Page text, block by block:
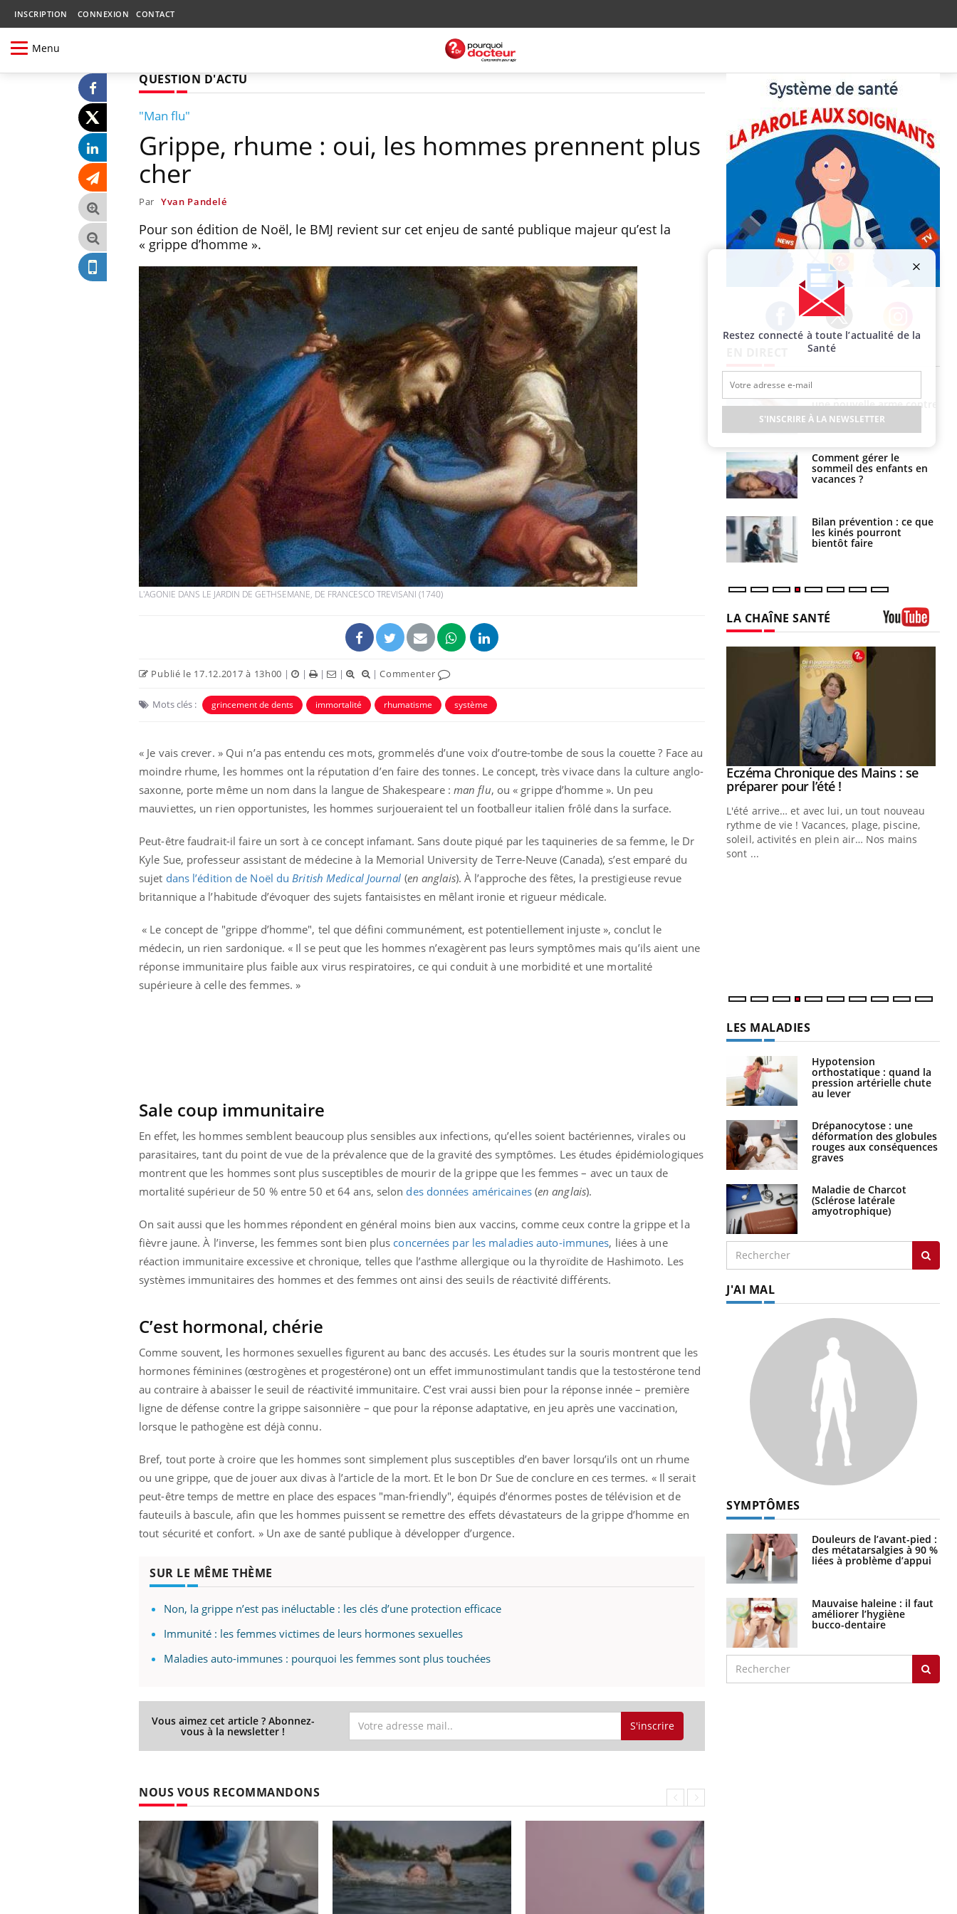
INSCRIPTION CONNEXION CONTACT
Menu
QUESTION D'ACTU
"Man flu"
Grippe, rhume : oui, les hommes prennent plus
cher
Par Yvan Pandelé
Pour son édition de Noël, le BMJ revient sur cet enjeu de santé publique majeur qu’est la
« grippe d’homme ».
L'AGONIE DANS LE JARDIN DE GETHSEMANE, DE FRANCESCO TREVISANI (1740)
Publié le 17.12.2017 à 13h00 | | | | |Commenter
Mots clés : grincement de dents immortalité rhumatisme système
« Je vais crever. » Qui n’a pas entendu ces mots, grommelés d’une voix d’outre-tombe de sous la couette ? Face au
moindre rhume, les hommes ont la réputation d’en faire des tonnes. Le concept, très vivace dans la culture anglo-
saxonne, porte même un nom dans la langue de Shakespeare : man flu, ou « grippe d’homme ». Un peu
mauviettes, un rien opportunistes, les hommes surjoueraient tel un footballeur italien frôlé dans la surface.
Peut-être faudrait-il faire un sort à ce concept infamant. Sans doute piqué par les taquineries de sa femme, le Dr
Kyle Sue, professeur assistant de médecine à la Memorial University de Terre-Neuve (Canada), s’est emparé du
sujet dans l’édition de Noël du British Medical Journal (en anglais). À l’approche des fêtes, la prestigieuse revue
britannique a l’habitude d’évoquer des sujets fantaisistes en mêlant ironie et rigueur médicale.
« Le concept de "grippe d’homme", tel que défini communément, est potentiellement injuste », conclut le
médecin, un rien sardonique. « Il se peut que les hommes n’exagèrent pas leurs symptômes mais qu’ils aient une
réponse immunitaire plus faible aux virus respiratoires, ce qui conduit à une morbidité et une mortalité
supérieure à celle des femmes. »
Sale coup immunitaire
En effet, les hommes semblent beaucoup plus sensibles aux infections, qu’elles soient bactériennes, virales ou
parasitaires, tant du point de vue de la prévalence que de la gravité des symptômes. Les études épidémiologiques
montrent que les hommes sont plus susceptibles de mourir de la grippe que les femmes – avec un taux de
mortalité supérieur de 50 % entre 50 et 64 ans, selon des données américaines(en anglais).
On sait aussi que les hommes répondent en général moins bien aux vaccins, comme ceux contre la grippe et la
fièvre jaune. À l’inverse, les femmes sont bien plus concernées par les maladies auto-immunes, liées à une
réaction immunitaire excessive et chronique, telles que l’asthme allergique ou la thyroïdite de Hashimoto. Les
systèmes immunitaires des hommes et des femmes ont ainsi des seuils de réactivité différents.
C’est hormonal, chérie
Comme souvent, les hormones sexuelles figurent au banc des accusés. Les études sur la souris montrent que les
hormones féminines (œstrogènes et progestérone) ont un effet immunostimulant tandis que la testostérone tend
au contraire à abaisser le seuil de réactivité immunitaire. C’est vrai aussi bien pour la réponse innée – première
ligne de défense contre la grippe saisonnière – que pour la réponse adaptative, en jeu après une vaccination,
lorsque le pathogène est déjà connu.
Bref, tout porte à croire que les hommes sont simplement plus susceptibles d’en baver lorsqu’ils ont un rhume
ou une grippe, que de jouer aux divas à l’article de la mort. Et le bon Dr Sue de conclure en ces termes. « Il serait
peut-être temps de mettre en place des espaces "man-friendly", équipés d’énormes postes de télévision et de
fauteuils à bascule, afin que les hommes puissent se remettre des effets dévastateurs de la grippe d’homme en
tout sécurité et confort. » Un axe de santé publique à développer d’urgence.
SUR LE MÊME THÈME
Non, la grippe n’est pas inéluctable : les clés d’une protection efficace
Immunité : les femmes victimes de leurs hormones sexuelles
Maladies auto-immunes : pourquoi les femmes sont plus touchées
Vous aimez cet article ? Abonnez-
vous à la newsletter ! S'inscrire
NOUS VOUS RECOMMANDONS
Facebook Twitter Instagram
Pourquoi votre ventre
gâche-t-il les premiers
jours de vos vacances ?
Fortes chaleurs :
pourquoi le risque de
noyade grimpe-t-il ?
Le Viagra pourrait-il
freiner la propagation du
cancer ?
Pourquoi manger moins
de protéines pourrait
finalement être bénéfique
Grossesse et chaleur : ce
que dit la science
Le smartphone nuit-il à
l'apprentissage de la
lecture ?
Mordue par une tique en
vacances, elle reste dans
le coma pendant 42 jours
Mordue par un
barracuda, une petite fille
secourue grâce à un
réflexe essentiel
Légionellose en Suisse :
quelle est l’origine de la
contamination ?
une nouvelle arme contre
les réactions sévères
Comment gérer le
sommeil des enfants en
vacances ?
Bilan prévention : ce que
les kinés pourront
bientôt faire
LA CHAÎNE SANTÉ
Eczéma Chronique des Mains :
expliquer ma maladieYoutube
Il y a des sujets qui sont faciles à aborder...
questions sur la maladie d'un proche c'est
Youtube
Carence en fer : comprendre pour
prévenirYoutube
Fatigue, irritabilité, brouillard mental ou
carence en fer sont multiples ce qui la rend
Youtube
Insuline & Charge mentale : et si on
osait en parler??Youtube
En 2026, l'insuline dans le diabète de type 2
patients comme parfois chez les soignants.
Youtube
Eczéma Chronique des Mains : se
préparer pour l’été !Youtube
L'été arrive… et avec lui, un tout nouveau
rythme de vie ! Vacances, plage, piscine,
soleil, activités en plein air… Nos mains
sont ...
LES MALADIES
Hypotension
orthostatique : quand la
pression artérielle chute
au lever
Drépanocytose : une
déformation des globules
rouges aux conséquences
graves
Maladie de Charcot
(Sclérose latérale
amyotrophique)
J'AI MAL
SYMPTÔMES
Douleurs de l’avant-pied :
des métatarsalgies à 90 %
liées à problème d’appui
Mauvaise haleine : il faut
améliorer l’hygiène
bucco-dentaire
Restez connecté à toute l’actualité de la
Santé
S'INSCRIRE À LA NEWSLETTER